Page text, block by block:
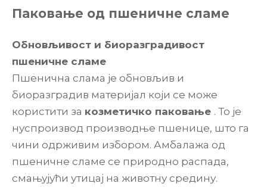
Паковање од пшеничне сламе
Обновљивост и биоразградивост
пшеничне сламе
Пшенична слама је обновљив и
биоразградив материјал који се може
користити за козметичко паковање . То је
нуспроизвод производње пшенице, што га
чини одрживим избором. Амбалажа од
пшеничне сламе се природно распада,
смањујући утицај на животну средину.